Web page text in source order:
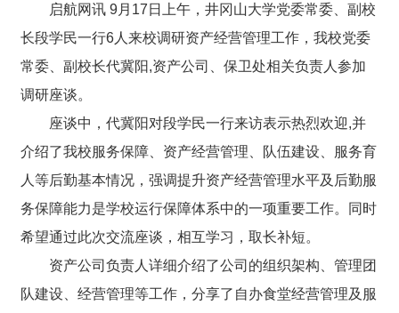
启航网讯 9月17日上午，井冈山大学党委常委、副校
长段学民一行6人来校调研资产经营管理工作，我校党委
常委、副校长代冀阳,资产公司、保卫处相关负责人参加
调研座谈。
座谈中，代冀阳对段学民一行来访表示热烈欢迎,并
介绍了我校服务保障、资产经营管理、队伍建设、服务育
人等后勤基本情况，强调提升资产经营管理水平及后勤服
务保障能力是学校运行保障体系中的一项重要工作。同时
希望通过此次交流座谈，相互学习，取长补短。
资产公司负责人详细介绍了公司的组织架构、管理团
队建设、经营管理等工作，分享了自办食堂经营管理及服